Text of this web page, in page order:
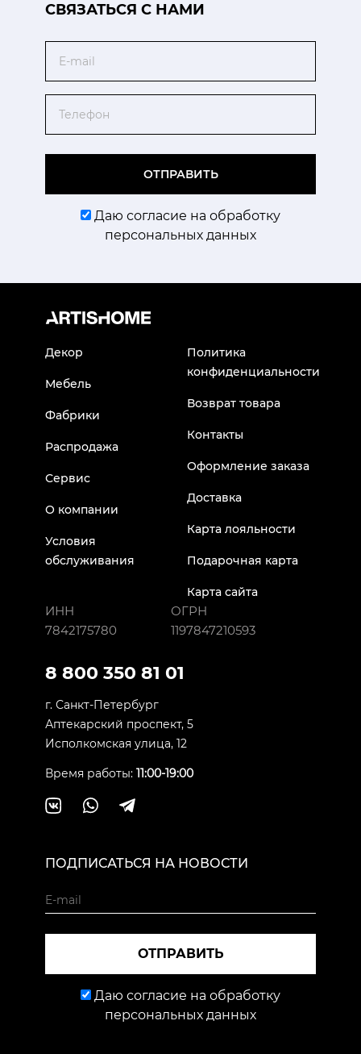
CВЯЗАТЬСЯ С НАМИ
ОТПРАВИТЬ
Даю согласие на обработку
персональных данных
Декор
Мебель
Фабрики
Распродажа
Сервис
О компании
Условия
обслуживания
Политика
конфиденциальности
Возврат товара
Контакты
Оформление заказа
Доставка
Карта лояльности
Подарочная карта
Карта сайта
ИНН
7842175780
ОГРН
1197847210593
8 800 350 81 01
г. Санкт-Петербург
Аптекарский проспект, 5
Исполкомская улица, 12
Время работы: 11:00-19:00
ПОДПИСАТЬСЯ НА НОВОСТИ
ОТПРАВИТЬ
Даю согласие на обработку
персональных данных